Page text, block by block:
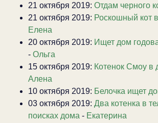
21 октября 2019: Отдам черного
21 октября 2019: Роскошный кот
Елена
20 октября 2019: Ищет дом
- Ольга
15 октября 2019: Котенок Смоу в
Алена
10 октября 2019: Белочка ищет
03 октября 2019: Два котенка в
поисках дома - Екатерина